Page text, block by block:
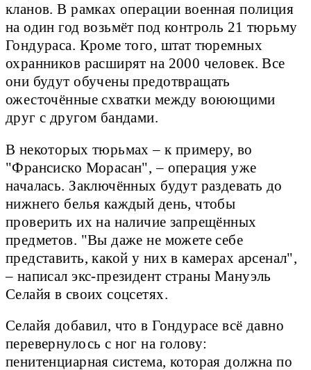
кланов. В рамках операции военная полиция
на один год возьмёт под контроль 21 тюрьму
Гондураса. Кроме того, штат тюремных
охранников расширят на 2000 человек. Все
они будут обучены предотвращать
ожесточённые схватки между воюющими
друг с другом бандами.
В некоторых тюрьмах – к примеру, во
"Франсиско Морасан", – операция уже
началась. Заключённых будут раздевать до
нижнего белья каждый день, чтобы
проверить их на наличие запрещённых
предметов. "Вы даже не можете себе
представить, какой у них в камерах арсенал",
– написал экс-президент страны Мануэль
Селайя в своих соцсетях.
Селайя добавил, что в Гондурасе всё давно
перевернулось с ног на голову:
пенитенциарная система, которая должна по